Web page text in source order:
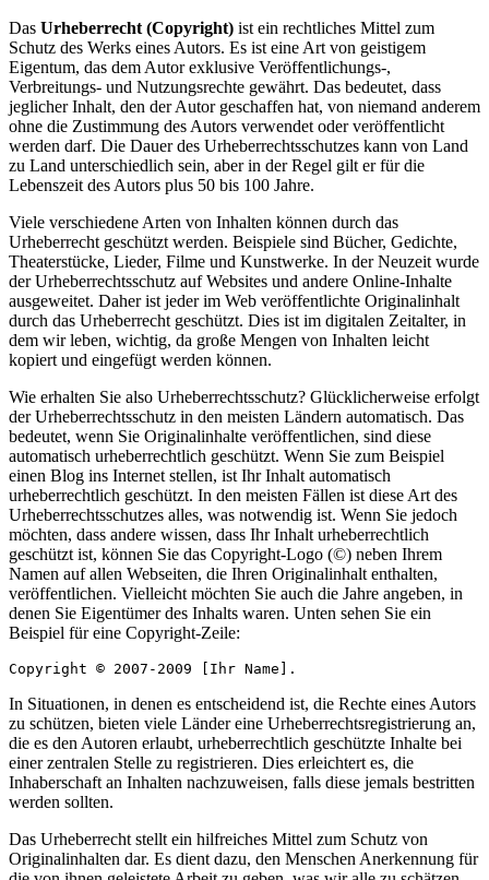
Das Urheberrecht (Copyright) ist ein rechtliches Mittel zum
Schutz des Werks eines Autors. Es ist eine Art von geistigem
Eigentum, das dem Autor exklusive Veröffentlichungs-,
Verbreitungs- und Nutzungsrechte gewährt. Das bedeutet, dass
jeglicher Inhalt, den der Autor geschaffen hat, von niemand anderem
ohne die Zustimmung des Autors verwendet oder veröffentlicht
werden darf. Die Dauer des Urheberrechtsschutzes kann von Land
zu Land unterschiedlich sein, aber in der Regel gilt er für die
Lebenszeit des Autors plus 50 bis 100 Jahre.
Viele verschiedene Arten von Inhalten können durch das
Urheberrecht geschützt werden. Beispiele sind Bücher, Gedichte,
Theaterstücke, Lieder, Filme und Kunstwerke. In der Neuzeit wurde
der Urheberrechtsschutz auf Websites und andere Online-Inhalte
ausgeweitet. Daher ist jeder im Web veröffentlichte Originalinhalt
durch das Urheberrecht geschützt. Dies ist im digitalen Zeitalter, in
dem wir leben, wichtig, da große Mengen von Inhalten leicht
kopiert und eingefügt werden können.
Wie erhalten Sie also Urheberrechtsschutz? Glücklicherweise erfolgt
der Urheberrechtsschutz in den meisten Ländern automatisch. Das
bedeutet, wenn Sie Originalinhalte veröffentlichen, sind diese
automatisch urheberrechtlich geschützt. Wenn Sie zum Beispiel
einen Blog ins Internet stellen, ist Ihr Inhalt automatisch
urheberrechtlich geschützt. In den meisten Fällen ist diese Art des
Urheberrechtsschutzes alles, was notwendig ist. Wenn Sie jedoch
möchten, dass andere wissen, dass Ihr Inhalt urheberrechtlich
geschützt ist, können Sie das Copyright-Logo (©) neben Ihrem
Namen auf allen Webseiten, die Ihren Originalinhalt enthalten,
veröffentlichen. Vielleicht möchten Sie auch die Jahre angeben, in
denen Sie Eigentümer des Inhalts waren. Unten sehen Sie ein
Beispiel für eine Copyright-Zeile:
Copyright © 2007-2009 [Ihr Name].
In Situationen, in denen es entscheidend ist, die Rechte eines Autors
zu schützen, bieten viele Länder eine Urheberrechtsregistrierung an,
die es den Autoren erlaubt, urheberrechtlich geschützte Inhalte bei
einer zentralen Stelle zu registrieren. Dies erleichtert es, die
Inhaberschaft an Inhalten nachzuweisen, falls diese jemals bestritten
werden sollten.
Das Urheberrecht stellt ein hilfreiches Mittel zum Schutz von
Originalinhalten dar. Es dient dazu, den Menschen Anerkennung für